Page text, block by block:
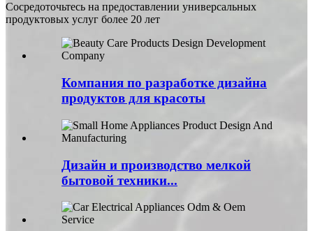
Сосредоточьтесь на предоставлении универсальных
продуктовых услуг более 20 лет
Компания по разработке дизайна
продуктов для красоты
Дизайн и производство мелкой
бытовой техники...